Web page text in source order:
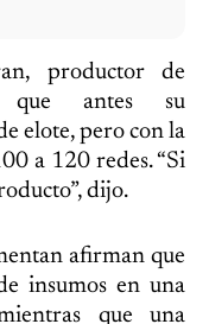
productor de
que antes su
elote, pero con la
a 120 redes. “Si
dijo.
afirman que
insumos en una
que una